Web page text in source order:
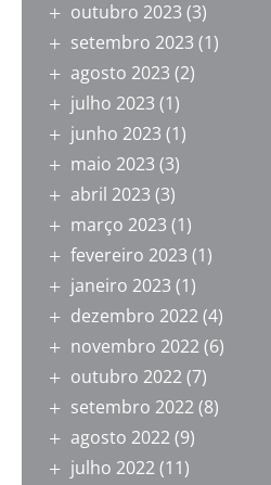
outubro 2023 (3)
setembro 2023 (1)
agosto 2023 (2)
julho 2023 (1)
junho 2023 (1)
maio 2023 (3)
abril 2023 (3)
março 2023 (1)
fevereiro 2023 (1)
janeiro 2023 (1)
dezembro 2022(4)
novembro 2022(6)
outubro 2022(7)
setembro 2022(8)
agosto 2022(9)
julho 2022(11)